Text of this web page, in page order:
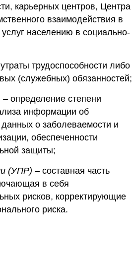
карьерных центров, Центра
взаимодействия в
населению в социально-
трудоспособности либо
(служебных) обязанностей;
– определение степени
информации об
данных о заболеваемости и
обеспеченности
защиты;
(УПР) – составная часть
в себя
рисков, корректирующие
риска.